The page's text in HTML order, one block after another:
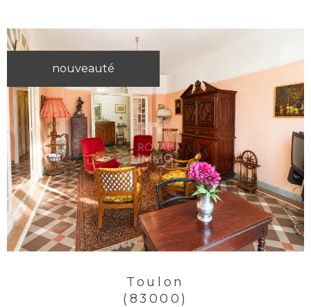
nouveauté
Toulon
(83000)